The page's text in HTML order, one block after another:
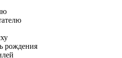
рождения